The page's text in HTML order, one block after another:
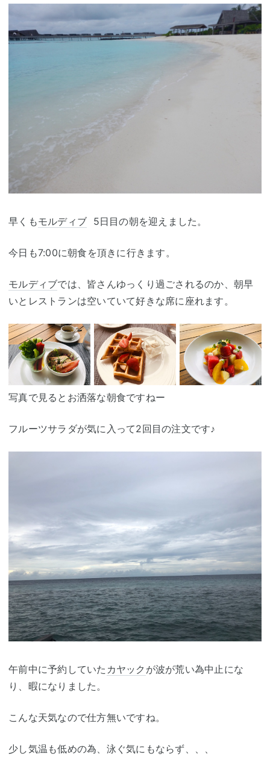
早くもモルディブ 5日目の朝を迎えました。
今日も7:00に朝食を頂きに行きます。
モルディブでは、皆さんゆっくり過ごされるのか、朝早
いとレストランは空いていて好きな席に座れます。
写真で見るとお洒落な朝食ですねー
フルーツサラダが気に入って2回目の注文です♪
午前中に予約していた カヤック が波が荒い為中止にな
り、暇になりました。
こんな天気なので仕方無いですね。
少し気温も低めの為、泳ぐ気にもならず、、、